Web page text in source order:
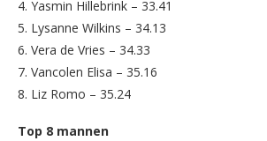
4. Yasmin Hillebrink – 33.41
5. Lysanne Wilkins – 34.13
6. Vera de Vries – 34.33
7. Vancolen Elisa – 35.16
8. Liz Romo – 35.24
Top 8 mannen